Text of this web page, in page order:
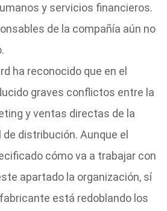
y servicios financieros.
de la compañía aún no
ha reconocido que en el
graves conflictos entre la
y ventas directas de la
distribución. Aunque el
cómo va a trabajar con
apartado la organización, sí
está redoblando los